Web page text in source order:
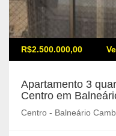
R$2.500.000,00
Apartamento 3
Centro em
Centro - Balneário